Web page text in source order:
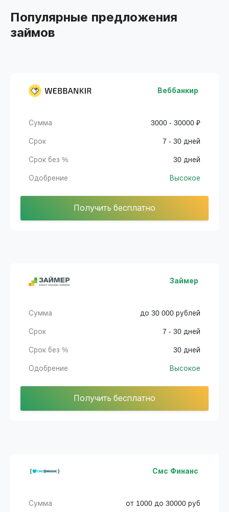
Популярные предложения
займов
Веббанкир
Сумма 3000 - 30000 ₽
Срок 7 - 30 дней
Срок без % 30 дней
Одобрение Высокое
Получить бесплатно
Займер
Сумма до 30 000 рублей
Срок 7 - 30 дней
Срок без % 30 дней
Одобрение Высокое
Получить бесплатно
Смс Финанс
Сумма от 1000 до 30000 руб